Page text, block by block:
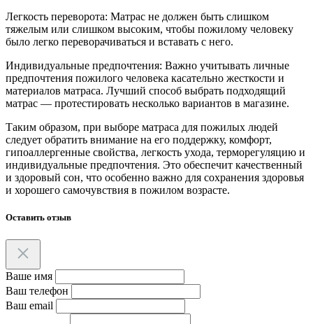
Легкость переворота: Матрас не должен быть слишком
тяжелым или слишком высоким, чтобы пожилому человеку
было легко переворачиваться и вставать с него.
Индивидуальные предпочтения: Важно учитывать личные
предпочтения пожилого человека касательно жесткости и
материалов матраса. Лучший способ выбрать подходящий
матрас — протестировать несколько вариантов в магазине.
Таким образом, при выборе матраса для пожилых людей
следует обратить внимание на его поддержку, комфорт,
гипоаллергенные свойства, легкость ухода, терморегуляцию и
индивидуальные предпочтения. Это обеспечит качественный
и здоровый сон, что особенно важно для сохранения здоровья
и хорошего самочувствия в пожилом возрасте.
Оставить отзыв
Ваше имя
Ваш телефон
Ваш email